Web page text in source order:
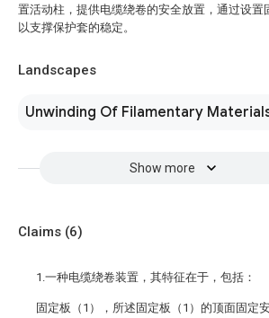
置活动柱，提供电缆绕卷的安全放置，通过设置
以支撑保护套的稳定。
Landscapes
Unwinding Of Filamentary
Show more
Claims (6)
1.一种电缆绕卷装置，其特征在于，包括：
固定板（1），所述固定板（1）的顶面固定